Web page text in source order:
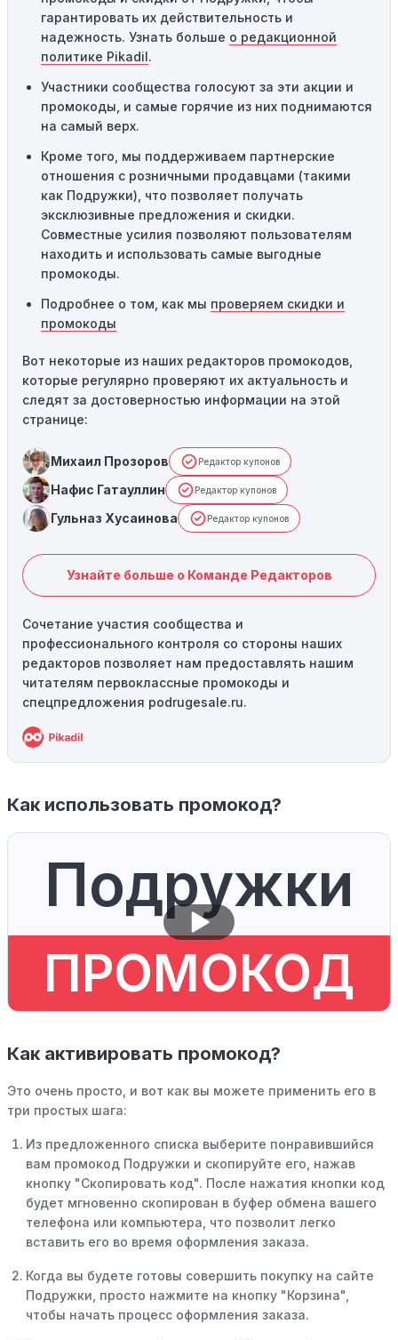
другим, он не будет действовать повторно.
Технические сбои:
привести к неработоспособности кодов промокодов. В
таких случаях следует обратиться за помощью в
службу поддержки.
гарантировать их действительность и
надежность. Узнать больше о редакционной
политике Pikadil.
Участники сообщества голосуют за эти акции и
промокоды, и самые горячие из них поднимаются
на самый верх.
Кроме того, мы поддерживаем партнерские
отношения с розничными продавцами (такими
как Подружки), что позволяет получать
эксклюзивные предложения и скидки.
Совместные усилия позволяют пользователям
находить и использовать самые выгодные
промокоды.
Подробнее о том, как мы проверяем скидки и
промокоды
Вот некоторые из наших редакторов промокодов,
которые регулярно проверяют их актуальность и
следят за достоверностью информации на этой
странице:
Михаил Прозоров Редактор купонов
Нафис Гатауллин Редактор купонов
Гульназ Хусаинова Редактор купонов
Узнайте больше о Команде Редакторов
Сочетание участия сообщества и
профессионального контроля со стороны наших
редакторов позволяет нам предоставлять нашим
читателям первоклассные промокоды и
спецпредложения podrugesale.ru.
Как использовать промокод?
Подружки
ПРОМОКОД
Как активировать промокод?
Это очень просто, и вот как вы можете применить его в
три простых шага:
Из предложенного списка выберите понравившийся
вам промокод Подружки и скопируйте его, нажав
кнопку "Скопировать код". После нажатия кнопки код
будет мгновенно скопирован в буфер обмена вашего
телефона или компьютера, что позволит легко
вставить его во время оформления заказа.
Когда вы будете готовы совершить покупку на сайте
Подружки, просто нажмите на кнопку "Корзина",
чтобы начать процесс оформления заказа.